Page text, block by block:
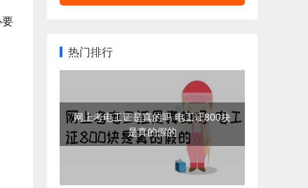
热门排行
网上考电工证是真的吗 电工证800块
是真的假的